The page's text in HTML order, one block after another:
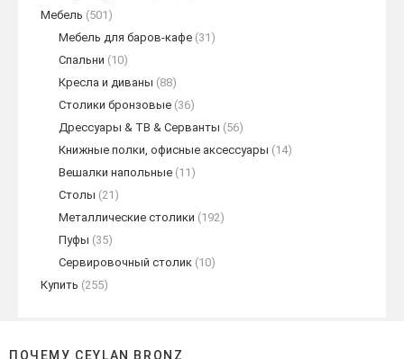
Мебель (501)
Мебель для баров-кафе (31)
Спальни (10)
Кресла и диваны (88)
Столики бронзовые (36)
Дрессуары & ТВ & Серванты (56)
Книжные полки, офисные аксессуары (14)
Вешалки напольные (11)
Столы (21)
Металлические столики (192)
Пуфы (35)
Сервировочный столик (10)
Купить (255)
ПОЧЕМУ CEYLAN BRONZ